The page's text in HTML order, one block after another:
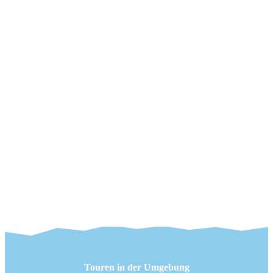
Touren in der Umgebung